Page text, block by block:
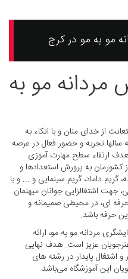
مو به مو در کرج
مردانه مو به
از خدای منان و با اتکاء به
سالها تجربه و حضور فعال در عرصه
ارتقاء سطح مهارت آموزی
کشورمان به پرورش استعدادها و
گریم داماد، گریم سینمایی و ... و با
جهت اشتغالزایی جوانان میهنمان
حرفه ای، در محیطی صمیمانه و
حرفه باشد.
مردانه مو به مو، ارائه
عزیز است. هدف نهایی
و اشتغال پایدار در رشته های
این آموزشگاه می‌باشد.